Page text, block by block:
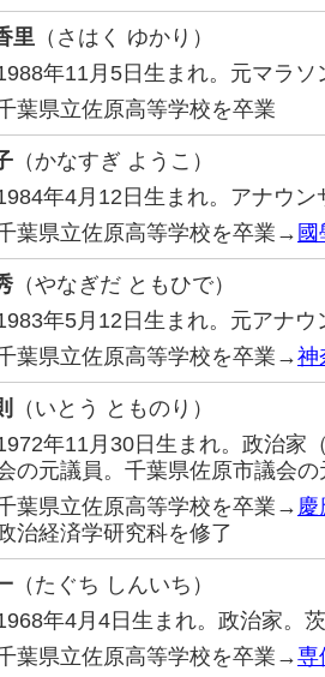
里 （さはく ゆかり）
年11月5日生まれ。元マラソ
葉県立佐原高等学校を卒業
（かなすぎ ようこ）
年4月12日生まれ。アナウン
葉県立佐原高等学校を卒業→
（やなぎだ ともひで）
年5月12日生まれ。元アナウ
葉県立佐原高等学校を卒業→神
（いとう とものり）
年11月30日生まれ。政治家
の元議員。千葉県佐原市議会の
葉県立佐原高等学校を卒業→ 慶
治経済学研究科を修了
（たぐち しんいち）
年4月4日生まれ。政治家。
葉県立佐原高等学校を卒業→専